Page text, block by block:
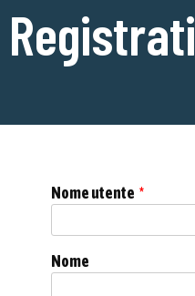
Registrati
Nome utente *
Nome